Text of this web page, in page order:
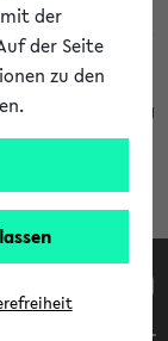
nicht abhängig
LinkedIn TikTok
der
der Seite
zu den